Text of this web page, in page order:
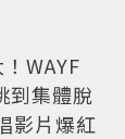
WAYF
到集體脫
影片爆紅